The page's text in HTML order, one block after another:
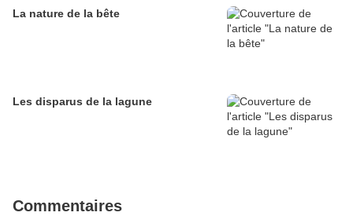
La nature de la bête
Les disparus de la lagune
Commentaires